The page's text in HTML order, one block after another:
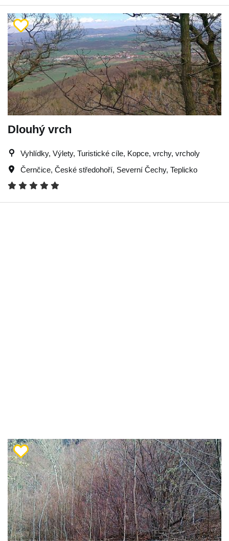
Dlouhý vrch
Vyhlídky, Výlety, Turistické cíle, Kopce, vrchy, vrcholy
Černčice, České středohoří, Severní Čechy, Teplicko